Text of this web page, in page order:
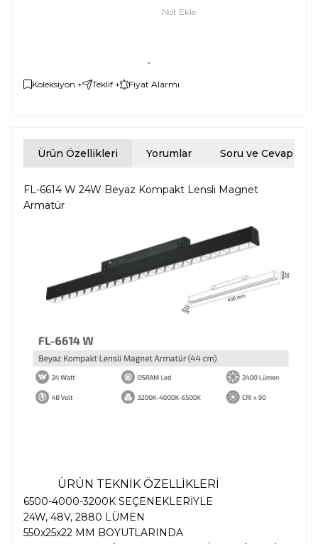
Not Ekle
Koleksiyon + Teklif + Fiyat Alarmı
Ürün Özellikleri Yorumlar Soru ve Cevap
FL-6614 W 24W Beyaz Kompakt Lensli Magnet
Armatür
ÜRÜN TEKNİK ÖZELLİKLERİ
6500-4000-3200K SEÇENEKLERİYLE
24W, 48V, 2880 LÜMEN
550x25x22 MM BOYUTLARINDA